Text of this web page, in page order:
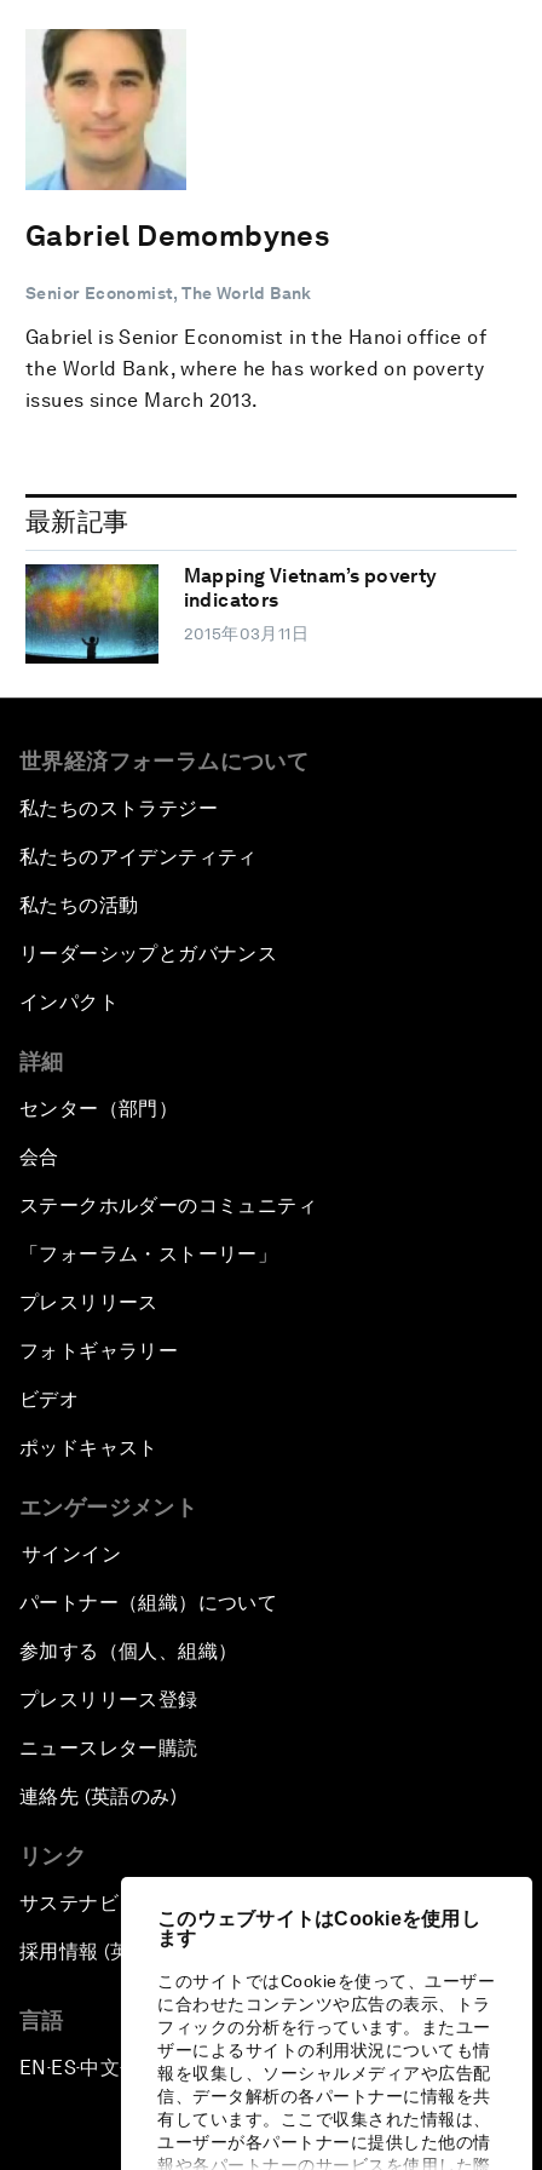
このウェブサイトはCookieを使用し
ます
このサイトではCookieを使って、ユーザー
に合わせたコンテンツや広告の表示、トラ
フィックの分析を行っています。またユー
ザーによるサイトの利用状況についても情
報を収集し、ソーシャルメディアや広告配
信、データ解析の各パートナーに情報を共
有しています。ここで収集された情報は、
ユーザーが各パートナーに提供した他の情
報や各パートナーのサービスを使用した際
Gabriel Demombynes
Senior Economist, The World Bank
Gabriel is Senior Economist in the Hanoi office of
the World Bank, where he has worked on poverty
issues since March 2013.
最新記事
Mapping Vietnam’s poverty
indicators
2015年03月11日
世界経済フォーラムについて
私たちのストラテジー
私たちのアイデンティティ
私たちの活動
リーダーシップとガバナンス
インパクト
詳細
センター（部門）
会合
ステークホルダーのコミュニティ
「フォーラム・ストーリー」
プレスリリース
フォトギャラリー
ビデオ
ポッドキャスト
エンゲージメント
サインイン
パートナー（組織）について
参加する（個人、組織）
プレスリリース登録
ニュースレター購読
連絡先 (英語のみ)
リンク
サステナビリティへの取り組み
採用情報 (英語のみ)
言語
EN ▪ES▪中文▪ 日本語